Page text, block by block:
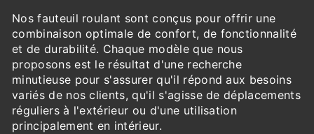
Nos fauteuil roulant sont conçus pour offrir une
combinaison optimale de confort, de fonctionnalité
et de durabilité. Chaque modèle que nous
proposons est le résultat d'une recherche
minutieuse pour s'assurer qu'il répond aux besoins
variés de nos clients, qu'il s'agisse de déplacements
réguliers à l'extérieur ou d'une utilisation
principalement en intérieur.